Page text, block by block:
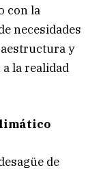
con la
necesidades
y
la realidad
de